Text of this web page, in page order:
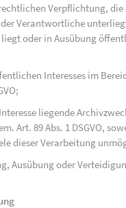
Verpflichtung,
Verantwortliche
oder in Ausübung
Interesses im
liegende
Art. 89 Abs. 1 DSGVO,
dieser Verarbeitung
Ausübung oder